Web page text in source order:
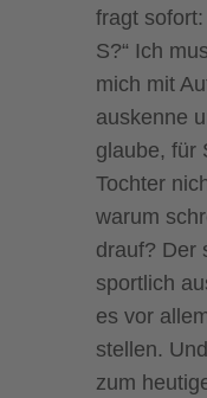
fragt
S?“ Ich
mich mit
auskenne
glaube, für
Tochter
warum
drauf? Der
sportlich
es vor
stellen.
zum